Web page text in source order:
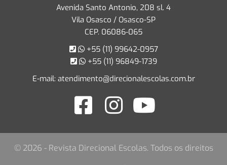
Avenida Santo Antonio, 208 sl. 4
Vila Osasco / Osasco-SP
CEP. 06086-065
+55 (11) 99642-0957
+55 (11) 96849-1739
E-mail: atendimento@direcionalescolas.com.br
© 2026 - Revista Direcional Escolas. Todos os direitos